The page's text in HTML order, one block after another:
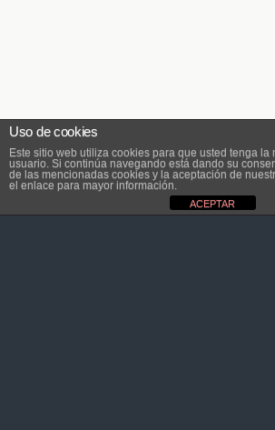
Uso de cookies
Este sitio web utiliza cookies para que usted tenga la
usuario. Si continúa navegando está dando su
de las mencionadas cookies y la aceptación de
el enlace para mayor información.
ACEPTAR